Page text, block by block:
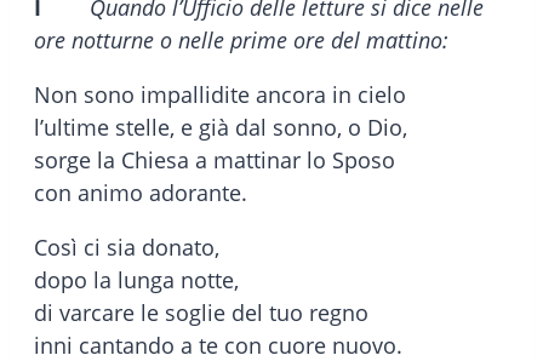
I
Quando l’Ufficio delle letture si dice nelle
ore notturne o nelle prime ore del mattino:
Non sono impallidite ancora in cielo
l’ultime stelle, e già dal sonno, o Dio,
sorge la Chiesa a mattinar lo Sposo
con animo adorante.
Così ci sia donato,
dopo la lunga notte,
di varcare le soglie del tuo regno
inni cantando a te con cuore nuovo.